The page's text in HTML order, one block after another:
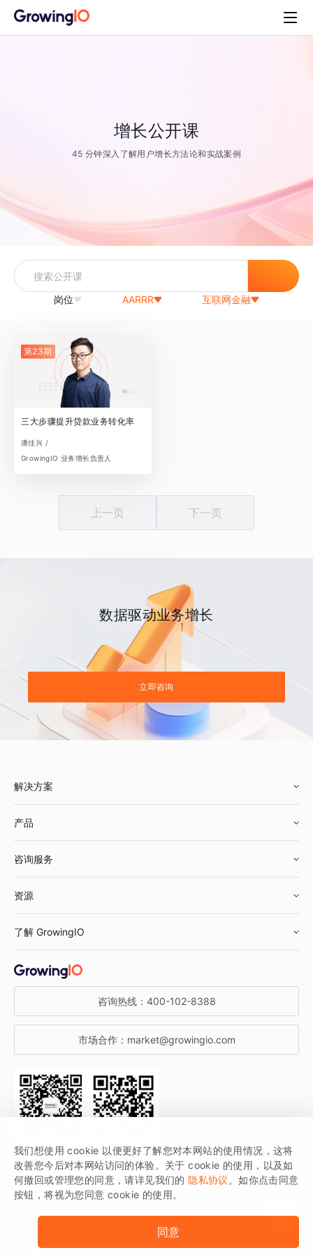
增长公开课
45 分钟深入了解用户增长方法论和实战案例
岗位 AARRR 互联网金融
第23期
三大步骤提升贷款业务转化率
潘佳兴 /
GrowingIO 业务增长负责人
上一页 下一页
数据驱动业务增长
立即咨询
解决方案
鞋服行业
汽车行业
金融行业
产品
智能运营
获客分析
咨询服务
资源
增长公开课
增长博客
开发者文档
SDK 文档
场景指南
了解 GrowingIO
关于 GrowingIO
增长大会
行业活动
咨询热线： 400-102-8388
市场合作： market@growingio.com
关注公众号 获取更多干货
GrowingIO 是专注于数据智能分析与增长的品牌，核心平台为 GrowingIO
分析云。
版权所有 © 北京易数科技有限公司
我们想使用 cookie 以便更好了解您对本网站的使用情况，这将
改善您今后对本网站访问的体验。关于 cookie 的使用，以及如
何撤回或管理您的同意，请详见我们的 隐私协议 。如你点击同意
按钮，将视为您同意 cookie 的使用。
同意